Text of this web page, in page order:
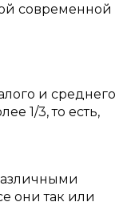
современной
и среднего
1/3, то есть,
они так или